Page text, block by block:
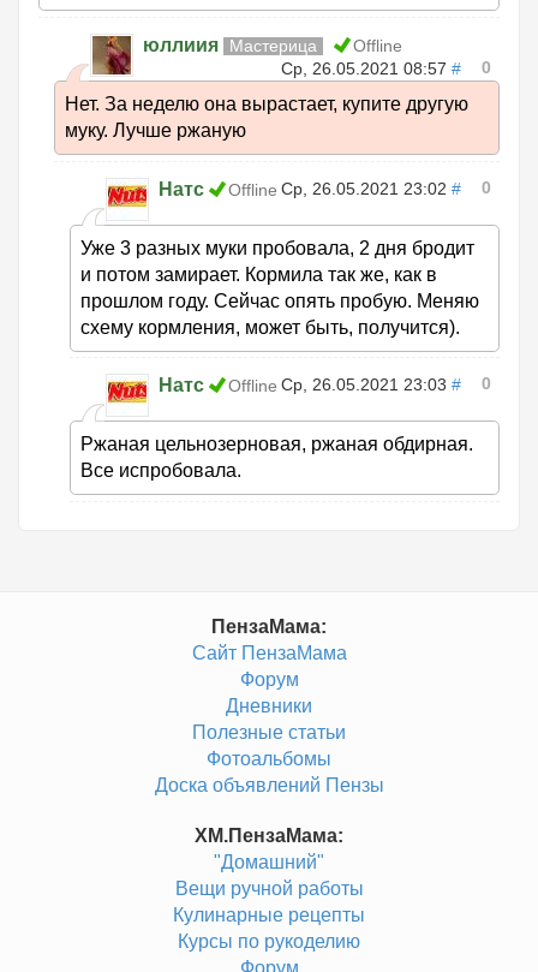
юллиия Мастерица
Offline
Ср, 26.05.2021 08:57 # 0
Нет. За неделю она вырастает, купите другую
муку. Лучше ржаную
Натс Offline Ср, 26.05.2021 23:02 # 0
Уже 3 разных муки пробовала, 2 дня бродит
и потом замирает. Кормила так же, как в
прошлом году. Сейчас опять пробую. Меняю
схему кормления, может быть, получится).
Натс Offline Ср, 26.05.2021 23:03 # 0
Ржаная цельнозерновая, ржаная обдирная.
Все испробовала.
ПензаМама:
Сайт ПензаМама
Форум
Дневники
Полезные статьи
Фотоальбомы
Доска объявлений Пензы
ХМ.ПензаМама:
"Домашний"
Вещи ручной работы
Кулинарные рецепты
Курсы по рукоделию
Форум